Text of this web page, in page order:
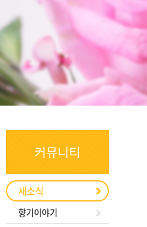
커뮤니티
새소식
향기이야기